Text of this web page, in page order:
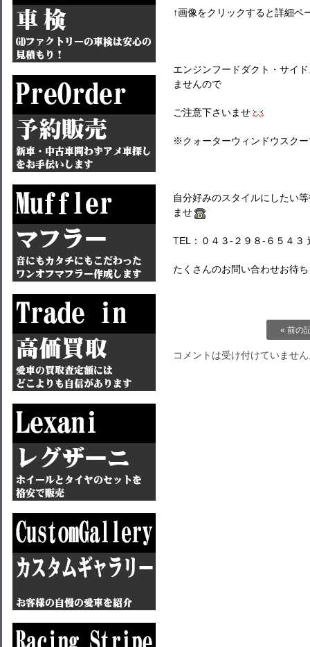
↑画像をクリックすると詳細ペ
エンジンフードダクト・サイ
ませんので
ご注意下さいませ
※クォーターウィンドウスク
自分好みのスタイルにしたい
ませ
TEL：０４３-２９８-６５４３
たくさんのお問い合わせお待
« 前の
コメントは受け付けていませ